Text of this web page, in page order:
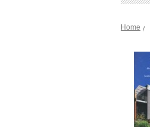
Home